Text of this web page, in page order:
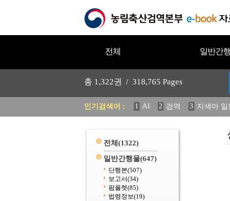
전체 일반간
총 1,322권 / 318,765 Pages
인기검색어 : 1 AI 2 검역 3 지색마 일
11 2025 12 중독성 식물
전체 (1322)
일반간행물(647)
단행본(507)
보고서(34)
팜플렛(85)
법령정보(19)